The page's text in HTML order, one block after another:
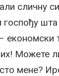
сличну
госпођу
економски
Можете
мене?